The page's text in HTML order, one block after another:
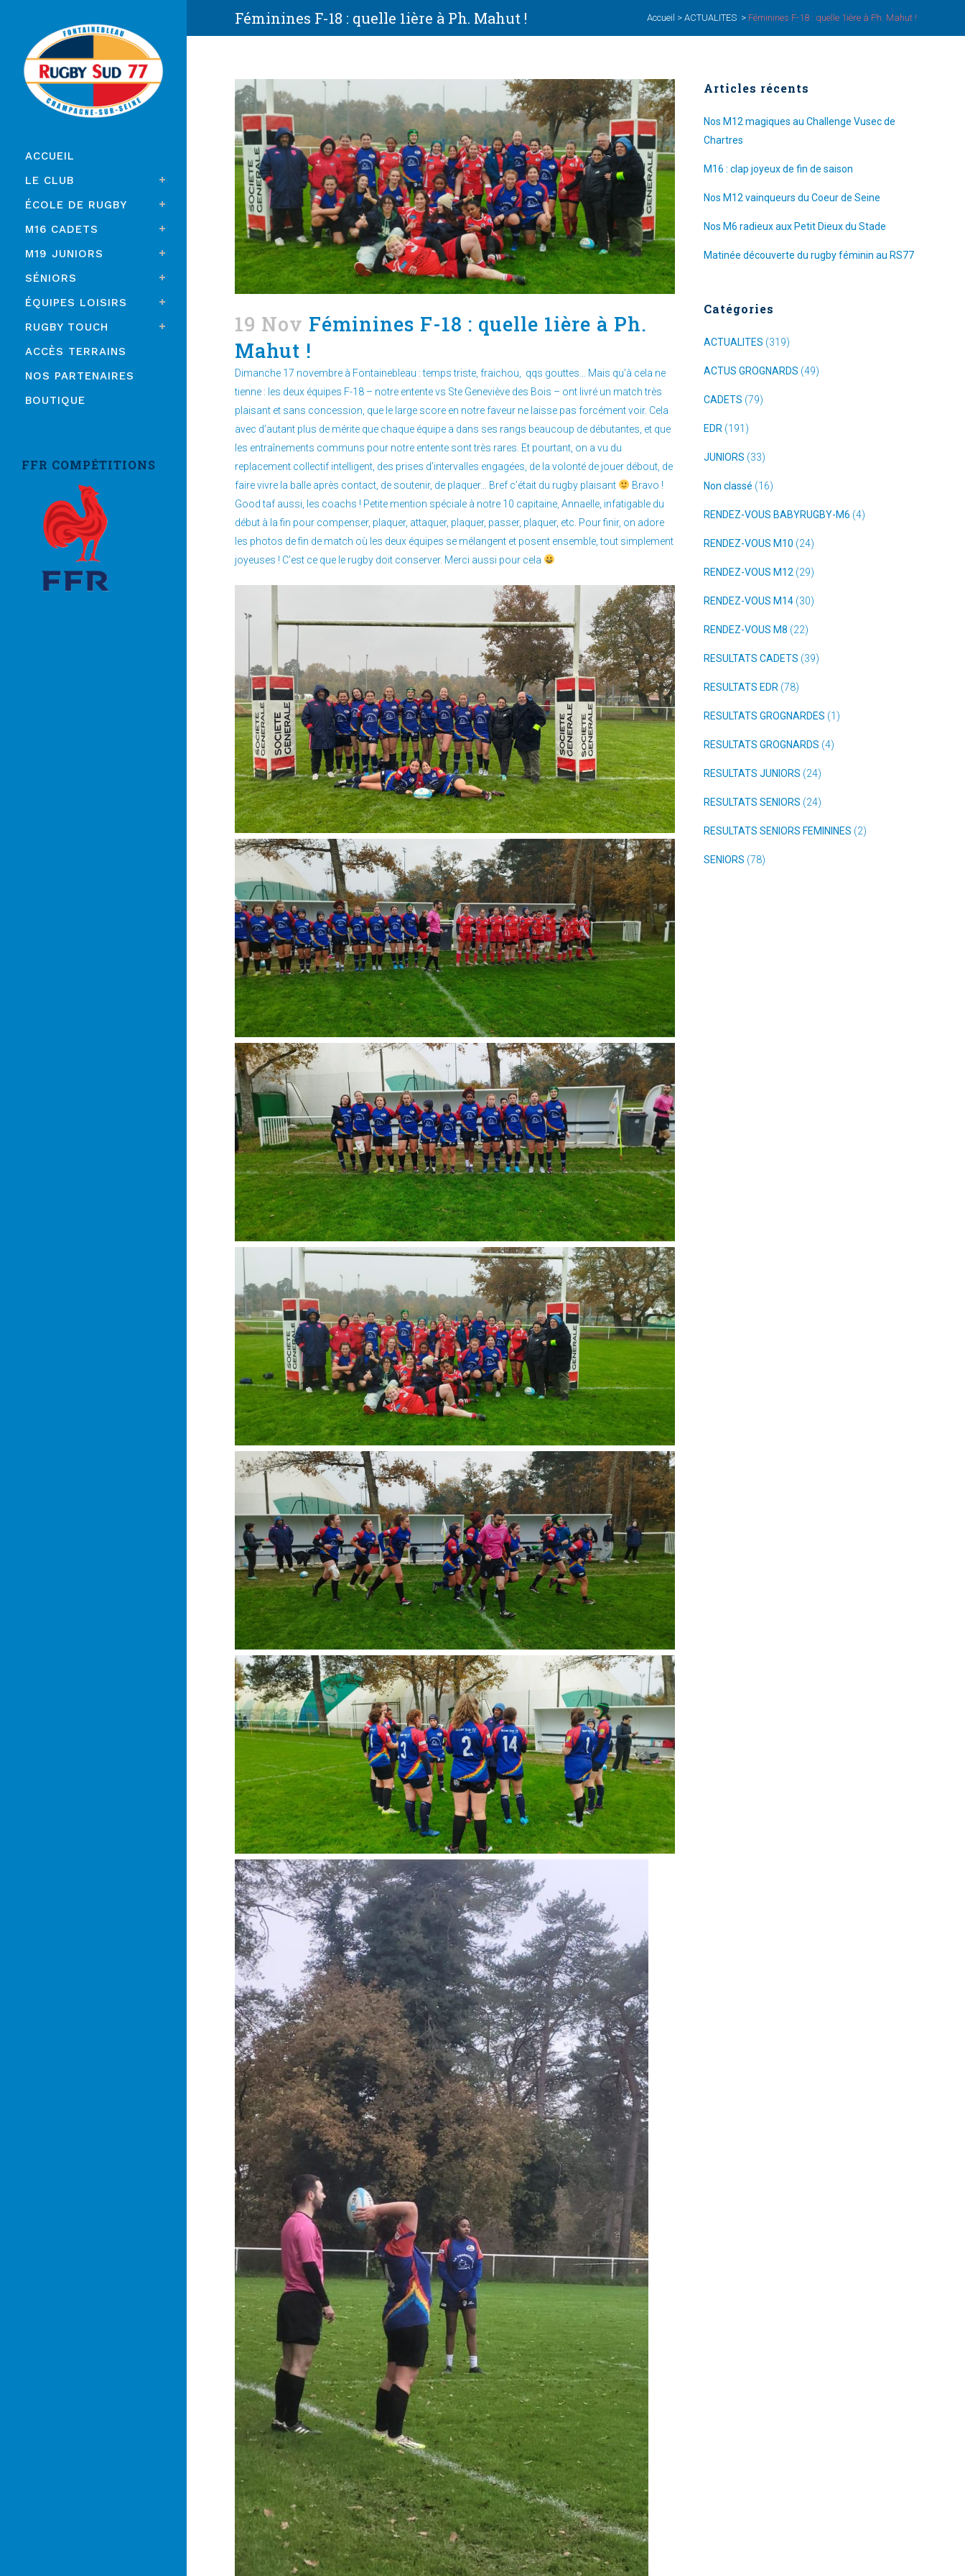
ACCUEIL
LE CLUB
ÉCOLE DE RUGBY
M16 CADETS
M19 JUNIORS
SÉNIORS
ÉQUIPES LOISIRS
RUGBY TOUCH
ACCÈS TERRAINS
NOS PARTENAIRES
BOUTIQUE
FFR COMPÉTITIONS
Féminines F-18 : quelle 1ière à Ph. Mahut ! Accueil > ACTUALITES > Féminines F-18 : quelle 1ière à Ph. Mahut !
19 Nov Féminines F-18 : quelle 1ière à Ph.
Mahut !
Dimanche 17 novembre à Fontainebleau : temps triste, fraichou, qqs gouttes… Mais qu’à cela ne
tienne : les deux équipes F-18 – notre entente vs Ste Geneviève des Bois – ont livré un match très
plaisant et sans concession, que le large score en notre faveur ne laisse pas forcément voir. Cela
avec d’autant plus de mérite que chaque équipe a dans ses rangs beaucoup de débutantes, et que
les entraînements communs pour notre entente sont très rares. Et pourtant, on a vu du
replacement collectif intelligent, des prises d’intervalles engagées, de la volonté de jouer débout, de
faire vivre la balle après contact, de soutenir, de plaquer… Bref c’était du rugby plaisant
Bravo !
Good taf aussi, les coachs ! Petite mention spéciale à notre 10 capitaine, Annaelle, infatigable du
début à la fin pour compenser, plaquer, attaquer, plaquer, passer, plaquer, etc. Pour finir, on adore
les photos de fin de match où les deux équipes se mélangent et posent ensemble, tout simplement
joyeuses ! C’est ce que le rugby doit conserver. Merci aussi pour cela
Articles récents
Nos M12 magiques au Challenge Vusec de
Chartres
M16 : clap joyeux de fin de saison
Nos M12 vainqueurs du Coeur de Seine
Nos M6 radieux aux Petit Dieux du Stade
Matinée découverte du rugby féminin au RS77
Catégories
ACTUALITES (319)
ACTUS GROGNARDS (49)
CADETS (79)
EDR (191)
JUNIORS (33)
Non classé (16)
RENDEZ-VOUS BABYRUGBY-M6 (4)
RENDEZ-VOUS M10 (24)
RENDEZ-VOUS M12 (29)
RENDEZ-VOUS M14 (30)
RENDEZ-VOUS M8 (22)
RESULTATS CADETS (39)
RESULTATS EDR (78)
RESULTATS GROGNARDES (1)
RESULTATS GROGNARDS (4)
RESULTATS JUNIORS (24)
RESULTATS SENIORS (24)
RESULTATS SENIORS FEMININES (2)
SENIORS (78)